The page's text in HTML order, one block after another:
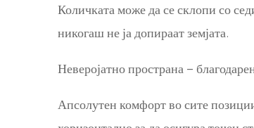
Количката може да се склопи со
никогаш не ја допираат земјата.
Неверојатно пространа –
Апсолутен комфорт во сите